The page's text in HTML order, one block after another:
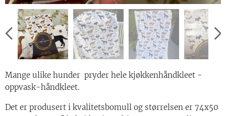
Mange ulike hunder pryder hele kjøkkenhåndkleet -
oppvask-håndkleet.
Det er produsert i kvalitetsbomull og størrelsen er 74x50